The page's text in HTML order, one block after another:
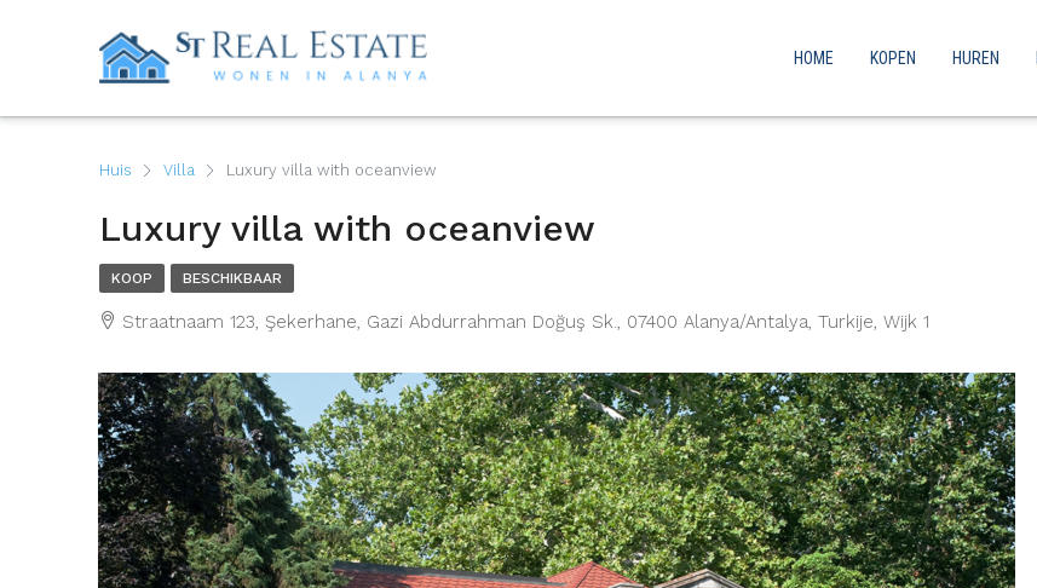
HOME KOPEN HUREN
Huis Villa Luxury villa with oceanview
Luxury villa with oceanview
KOOP BESCHIKBAAR
Straatnaam 123, Şekerhane, Gazi Abdurrahman Doğuş Sk., 07400 Alanya/Antalya, Turkije, Wijk 1